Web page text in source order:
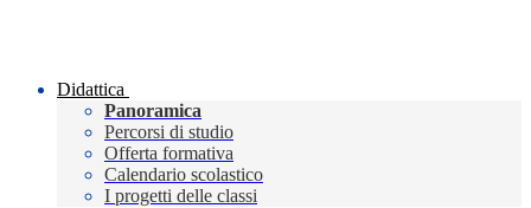
Didattica
Panoramica
Percorsi di studio
Offerta formativa
Calendario scolastico
I progetti delle classi